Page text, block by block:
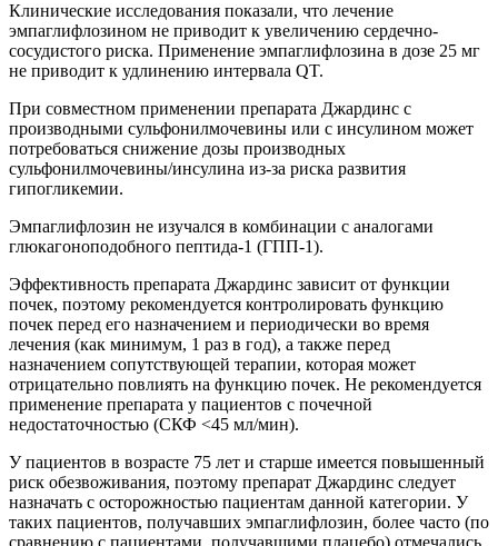
Клинические исследования показали, что лечение
эмпаглифлозином не приводит к увеличению сердечно-
сосудистого риска. Применение эмпаглифлозина в дозе 25 мг
не приводит к удлинению интервала QT.
При совместном применении препарата Джардинс с
производными сульфонилмочевины или с инсулином может
потребоваться снижение дозы производных
сульфонилмочевины/инсулина из-за риска развития
гипогликемии.
Эмпаглифлозин не изучался в комбинации с аналогами
глюкагоноподобного пептида-1 (ГПП-1).
Эффективность препарата Джардинс зависит от функции
почек, поэтому рекомендуется контролировать функцию
почек перед его назначением и периодически во время
лечения (как минимум, 1 раз в год), а также перед
назначением сопутствующей терапии, которая может
отрицательно повлиять на функцию почек. Не рекомендуется
применение препарата у пациентов с почечной
недостаточностью (СКФ <45 мл/мин).
У пациентов в возрасте 75 лет и старше имеется повышенный
риск обезвоживания, поэтому препарат Джардинс следует
назначать с осторожностью пациентам данной категории. У
таких пациентов, получавших эмпаглифлозин, более часто (по